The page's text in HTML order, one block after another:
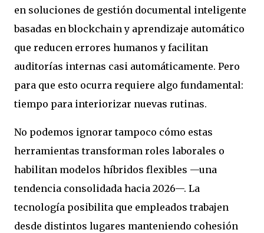
en soluciones de gestión documental inteligente
basadas en blockchain y aprendizaje automático
que reducen errores humanos y facilitan
auditorías internas casi automáticamente. Pero
para que esto ocurra requiere algo fundamental:
tiempo para interiorizar nuevas rutinas.
No podemos ignorar tampoco cómo estas
herramientas transforman roles laborales o
habilitan modelos híbridos flexibles —una
tendencia consolidada hacia 2026—. La
tecnología posibilita que empleados trabajen
desde distintos lugares manteniendo cohesión